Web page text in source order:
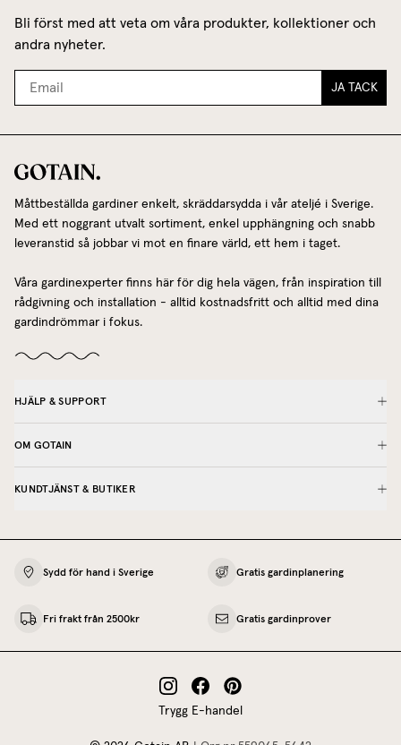
Bli först med att veta om våra produkter, kollektioner och
andra nyheter.
JA TACK
Måttbeställda gardiner enkelt, skräddarsydda i vår ateljé i Sverige.
Med ett noggrant utvalt sortiment, enkel upphängning och snabb
leveranstid så jobbar vi mot en finare värld, ett hem i taget.
Våra gardinexperter finns här för dig hela vägen, från inspiration till
rådgivning och installation - alltid kostnadsfritt och alltid med dina
gardindrömmar i fokus.
HJÄLP & SUPPORT
OM GOTAIN
KUNDTJÄNST & BUTIKER
Sydd för hand i Sverige Gratis gardinplanering
Fri frakt från 2500kr Gratis gardinprover
Trygg E-handel